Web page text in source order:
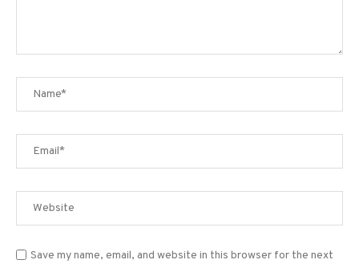
time I comment.